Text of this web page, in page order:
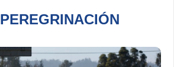
PEREGRINACIÓN